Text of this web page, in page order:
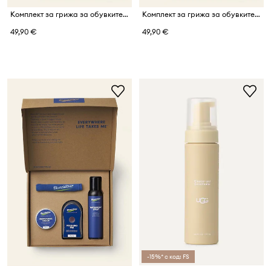
Комплект за грижа за обувките Blundstone
49,90 €
Комплект за грижа за обувките Blundstone
49,90 €
-15%* с код: FS